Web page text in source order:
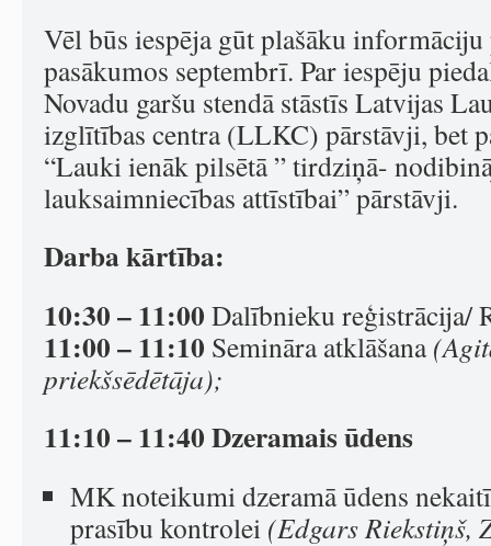
Vēl būs iespēja gūt plašāku
pasākumos septembrī. Par iespēju
Novadu garšu stendā stāstīs Latvijas
izglītības centra (LLKC) pārstāvji, bet
“Lauki ienāk pilsētā ” tirdziņā-
lauksaimniecības attīstībai” pārstāvji.
Darba kārtība:
10:30 – 11:00 Dalībnieku reģistrācija/
11:00 – 11:10 Semināra atklāšana
priekšsēdētāja);
11:10 – 11:40 Dzeramais ūdens
MK noteikumi dzeramā ūdens
prasību kontrolei (Edgars Riekstiņš,